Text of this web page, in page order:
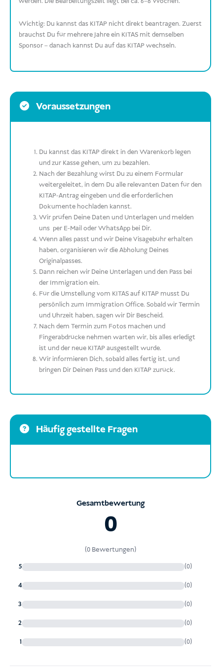
Wichtig: Du kannst das KITAP nicht direkt beantragen. Zuerst
brauchst Du für mehrere Jahre ein KITAS mit demselben
Sponsor – danach kannst Du auf das KITAP wechseln.
Voraussetzungen
Du kannst das KITAP direkt in den Warenkorb legen
und zur Kasse gehen, um zu bezahlen.
Nach der Bezahlung wirst Du zu einem Formular
weitergeleitet, in dem Du alle relevanten Daten für den
KITAP-Antrag eingeben und die erforderlichen
Dokumente hochladen kannst.
Wir prüfen Deine Daten und Unterlagen und melden
uns per E-Mail oder WhatsApp bei Dir.
Wenn alles passt und wir Deine Visagebühr erhalten
haben, organisieren wir die Abholung Deines
Originalpasses.
Dann reichen wir Deine Unterlagen und den Pass bei
der Immigration ein.
Für die Umstellung vom KITAS auf KITAP musst Du
persönlich zum Immigration Office. Sobald wir Termin
und Uhrzeit haben, sagen wir Dir Bescheid.
Nach dem Termin zum Fotos machen und
Fingerabdrücke nehmen warten wir, bis alles erledigt
ist und der neue KITAP ausgestellt wurde.
Wir informieren Dich, sobald alles fertig ist, und
bringen Dir Deinen Pass und den KITAP zurück.
Häufig gestellte Fragen
Gesamtbewertung
0
(0 Bewertungen)
5
(0)
4
(0)
3
(0)
2
(0)
1
(0)